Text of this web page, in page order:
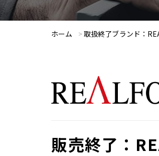
ホーム >取扱終了ブランド：
販売終了：